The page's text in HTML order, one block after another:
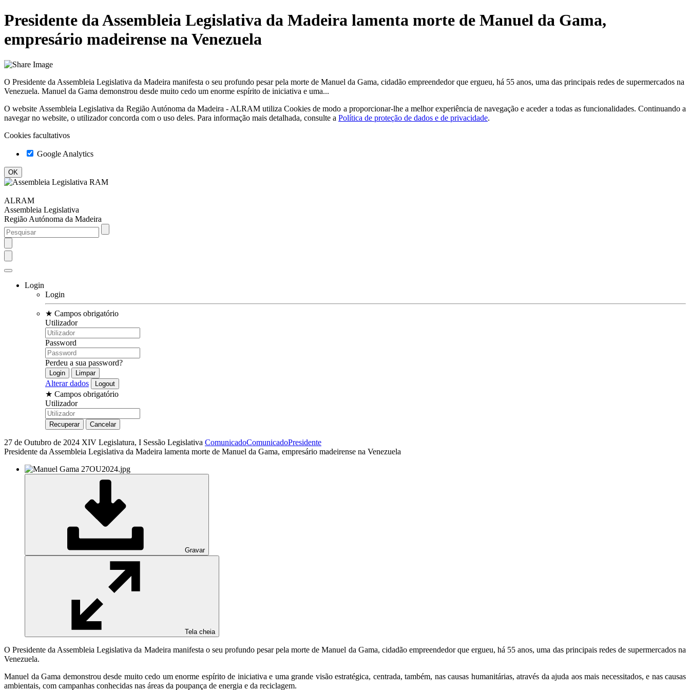
Presidente da Assembleia Legislativa da Madeira lamenta morte de Manuel da Gama,
empresário madeirense na Venezuela
O Presidente da Assembleia Legislativa da Madeira manifesta o seu profundo pesar pela morte de Manuel da Gama, cidadão empreendedor que ergueu, há 55 anos, uma das principais redes de supermercados na
Venezuela. Manuel da Gama demonstrou desde muito cedo um enorme espírito de iniciativa e uma...
O website Assembleia Legislativa da Região Autónoma da Madeira - ALRAM utiliza Cookies de modo a proporcionar-lhe a melhor experiência de navegação e aceder a todas as funcionalidades. Continuando a
navegar no website, o utilizador concorda com o uso deles. Para informação mais detalhada, consulte a Política de proteção de dados e de privacidade.
Cookies facultativos
Google Analytics
ALRAM
Assembleia Legislativa
Região Autónoma da Madeira
Login
Login
★ Campos obrigatório
Utilizador
Password
Perdeu a sua password?
Alterar dados
★ Campos obrigatório
Utilizador
27 de Outubro de 2024 XIV Legislatura, I Sessão Legislativa ComunicadoComunicadoPresidente
Presidente da Assembleia Legislativa da Madeira lamenta morte de Manuel da Gama, empresário madeirense na Venezuela
Gravar
Tela cheia
O Presidente da Assembleia Legislativa da Madeira manifesta o seu profundo pesar pela morte de Manuel da Gama, cidadão empreendedor que ergueu, há 55 anos, uma das principais redes de supermercados na
Venezuela.
Manuel da Gama demonstrou desde muito cedo um enorme espírito de iniciativa e uma grande visão estratégica, centrada, também, nas causas humanitárias, através da ajuda aos mais necessitados, e nas causas
ambientais, com campanhas conhecidas nas áreas da poupança de energia e da reciclagem.